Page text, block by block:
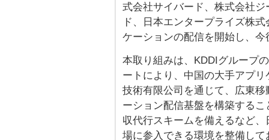
式会社サイバード、株式会社
ド、日本エンタープライズ株
ケーションの配信を開始し、
本取り組みは、KDDIグループ
ートにより、中国の大手アプ
技術有限公司を通じて、広東
ーション配信基盤を構築する
収代行スキームを備えるなど
場に参入できる環境を整備し